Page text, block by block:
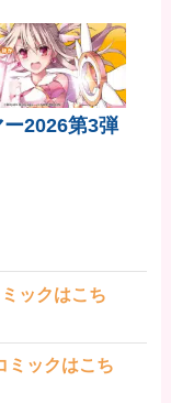
ー2026第3弾
ックはこち
ミックはこち